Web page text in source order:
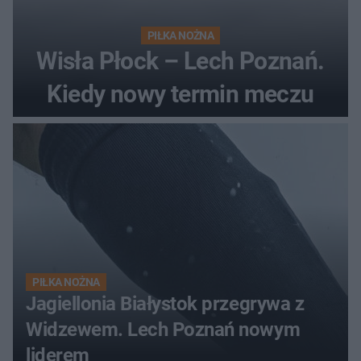
PIŁKA NOŻNA
Wisła Płock – Lech Poznań.
Kiedy nowy termin meczu
PIŁKA NOŻNA
Jagiellonia Białystok przegrywa z
Widzewem. Lech Poznań nowym
liderem